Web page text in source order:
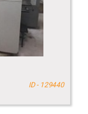
ID - 129440